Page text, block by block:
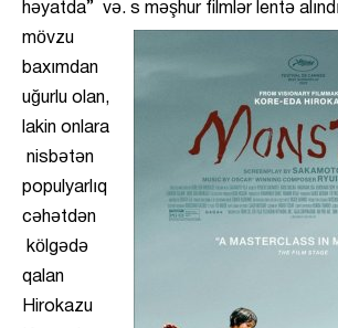
həyatda” və. s məşhur filmlər lentə
mövzu
baxımdan
uğurlu olan,
lakin onlara
nisbətən
populyarlıq
cəhətdən
kölgədə
qalan
Hirokazu